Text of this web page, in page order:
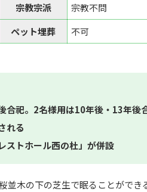
宗教宗派
宗教不問
ペット埋葬
不可
合祀。2名様用は10年後・13年後
れる
ストホール西の杜」が併設
木の下の芝生で眠ることができ